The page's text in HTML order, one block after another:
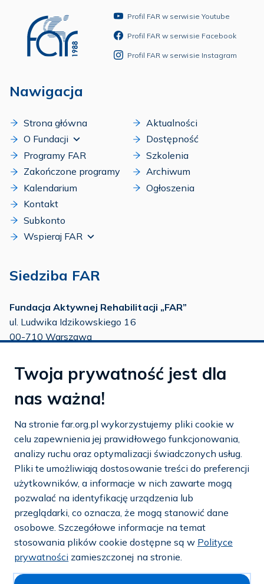
Profil FAR w serwisie Youtube
Profil FAR w serwisie Facebook
Profil FAR w serwisie Instagram
Nawigacja
Strona główna
O Fundacji
Programy FAR
Zakończone programy
Kalendarium
Kontakt
Subkonto
Wspieraj FAR
Aktualności
Dostępność
Szkolenia
Archiwum
Ogłoszenia
Siedziba FAR
Fundacja Aktywnej Rehabilitacji „FAR”
ul. Ludwika Idzikowskiego 16
00-710 Warszawa
tel.:22 651 88 03
22 858 26 39
tel.:22 642 22 91
e-mail:info@far.org.pl
© 2026 — FAR.org.pl
Polityka prywatności i cookies
Mapa strony
Dostosuj cookies
Twoja prywatność jest dla
nas ważna!
Na stronie far.org.pl wykorzystujemy pliki cookie w
celu zapewnienia jej prawidłowego funkcjonowania,
analizy ruchu oraz optymalizacji świadczonych usług.
Pliki te umożliwiają dostosowanie treści do preferencji
użytkowników, a informacje w nich zawarte mogą
pozwalać na identyfikację urządzenia lub
przeglądarki, co oznacza, że mogą stanowić dane
osobowe. Szczegółowe informacje na temat
stosowania plików cookie dostępne są w Polityce
prywatności zamieszczonej na stronie.